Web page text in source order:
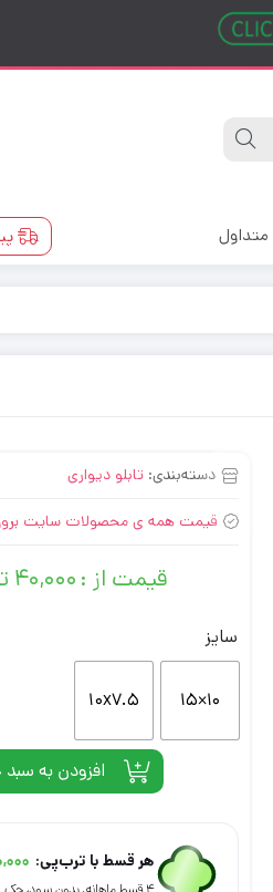
دسته‌بندی: تابلو دیواری
قیمت همه ی محصولات سایت
قیمت از : ۴۰,۰۰۰
سایز
۱۰×۱۵ 10x7.5
افزودن به سبد
هر قسط با ترب‌پی: